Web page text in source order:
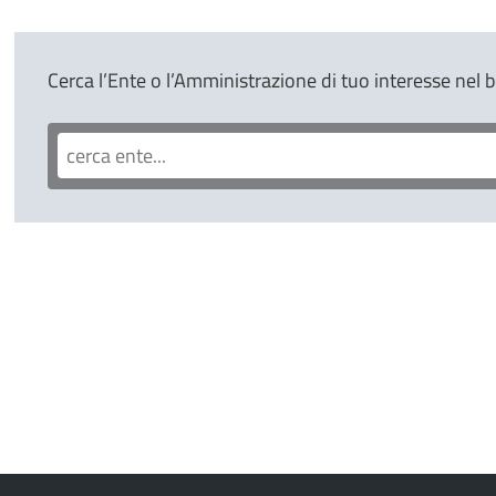
Cerca l’Ente o l’Amministrazione di tuo interesse nel